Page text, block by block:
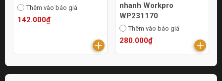
Thêm vào báo giá
142.000₫
nhanh Workpro
WP231170
Thêm vào báo giá
280.000₫